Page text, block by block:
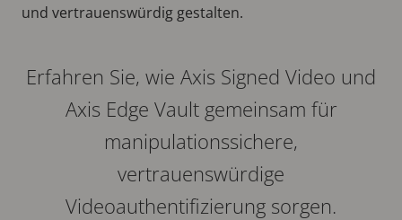
und vertrauenswürdig gestalten.
Erfahren Sie, wie Axis Signed Video und
Axis Edge Vault gemeinsam für
manipulationssichere,
vertrauenswürdige
Videoauthentifizierung sorgen.